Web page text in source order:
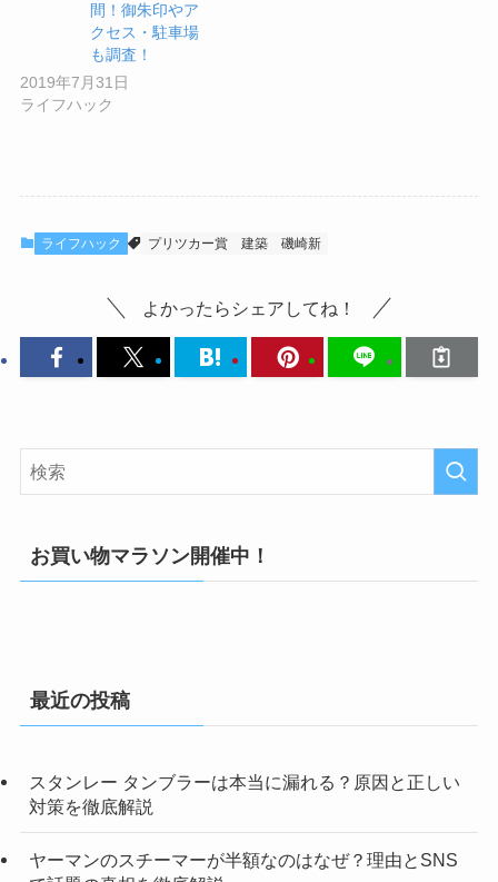
間！御朱印やア
クセス・駐車場
も調査！
2019年7月31日
ライフハック
ライフハック プリツカー賞 建築 磯崎新
よかったらシェアしてね！
お買い物マラソン開催中！